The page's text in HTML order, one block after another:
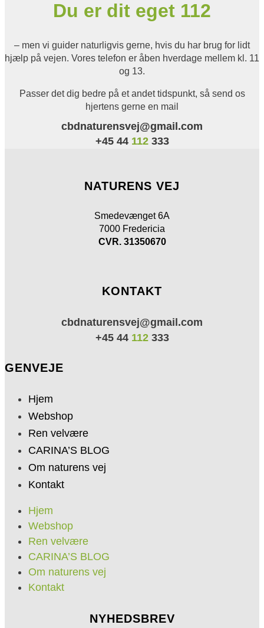
Du er dit eget 112
– men vi guider naturligvis gerne, hvis du har brug for lidt
hjælp på vejen. Vores telefon er åben hverdage mellem kl. 11
og 13.
Passer det dig bedre på et andet tidspunkt, så send os
hjertens gerne en mail
cbdnaturensvej@gmail.com
+45 44 112333
NATURENS VEJ
Smedevænget 6A
7000 Fredericia
CVR. 31350670
KONTAKT
cbdnaturensvej@gmail.com
+45 44 112333
GENVEJE
Hjem
Webshop
Ren velvære
CARINA’S BLOG
Om naturens vej
Kontakt
Hjem
Webshop
Ren velvære
CARINA’S BLOG
Om naturens vej
Kontakt
NYHEDSBREV